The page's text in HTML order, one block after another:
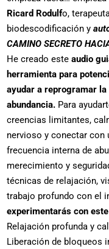
Ricard Rodulfo,
biodescodificación y
CAMINO SECRETO
He creado esteaudio
herramienta para
ayudar a reprogramar
abundancia. Para
creencias limitantes,
nervioso y conectar con
frecuencia interna de
merecimiento y
técnicas de relajación,
trabajo profundo con el
experimentarás con
Relajación profunda y
Liberación de bloqueos